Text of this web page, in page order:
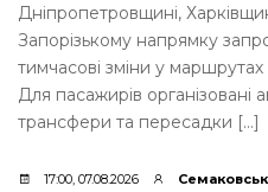
Дніпропетровщині,
Запорізькому напрямку
тимчасові зміни у маршрутах
Для пасажирів організовані
трансфери та пересадки […]
17:00, 07.08.2026